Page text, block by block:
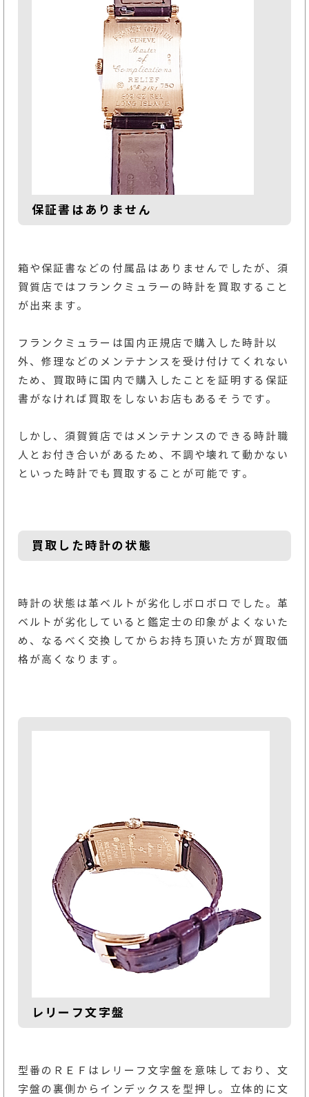
保証書はありません
箱や保証書などの付属品はありませんでしたが、須
賀質店ではフランクミュラーの時計を買取すること
が出来ます。
フランクミュラーは国内正規店で購入した時計以
外、修理などのメンテナンスを受け付けてくれない
ため、買取時に国内で購入したことを証明する保証
書がなければ買取をしないお店もあるそうです。
しかし、須賀質店ではメンテナンスのできる時計職
人とお付き合いがあるため、不調や壊れて動かない
といった時計でも買取することが可能です。
買取した時計の状態
時計の状態は革ベルトが劣化しボロボロでした。革
ベルトが劣化していると鑑定士の印象がよくないた
め、なるべく交換してからお持ち頂いた方が買取価
格が高くなります。
レリーフ文字盤
型番のＲＥＦはレリーフ文字盤を意味しており、文
字盤の裏側からインデックスを型押し。立体的に文